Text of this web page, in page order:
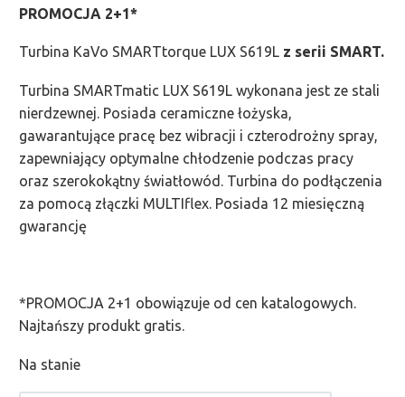
PROMOCJA 2+1*
Turbina KaVo SMARTtorque LUX S619L z serii SMART.
Turbina SMARTmatic LUX S619L wykonana jest ze stali
nierdzewnej. Posiada ceramiczne łożyska,
gawarantujące pracę bez wibracji i czterodrożny spray,
zapewniający optymalne chłodzenie podczas pracy
oraz szerokokątny światłowód. Turbina do podłączenia
za pomocą złączki MULTIflex. Posiada 12 miesięczną
gwarancję
*PROMOCJA 2+1 obowiązuje od cen katalogowych.
Najtańszy produkt gratis.
Na stanie